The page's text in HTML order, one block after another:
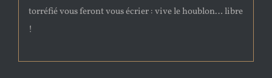
torréfié vous feront vous écrier : vive le houblon… libre
!